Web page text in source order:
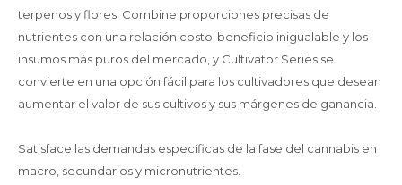
terpenos y flores. Combine proporciones precisas de
nutrientes con una relación costo-beneficio inigualable y los
insumos más puros del mercado, y Cultivator Series se
convierte en una opción fácil para los cultivadores que desean
aumentar el valor de sus cultivos y sus márgenes de ganancia.
Satisface las demandas específicas de la fase del cannabis en
macro, secundarios y micronutrientes.